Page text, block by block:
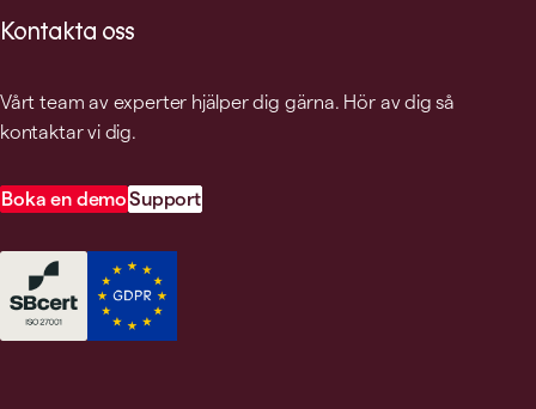
Kontakta oss
Vårt team av experter hjälper dig gärna. Hör av dig så
kontaktar vi dig.
Boka en demoSupport